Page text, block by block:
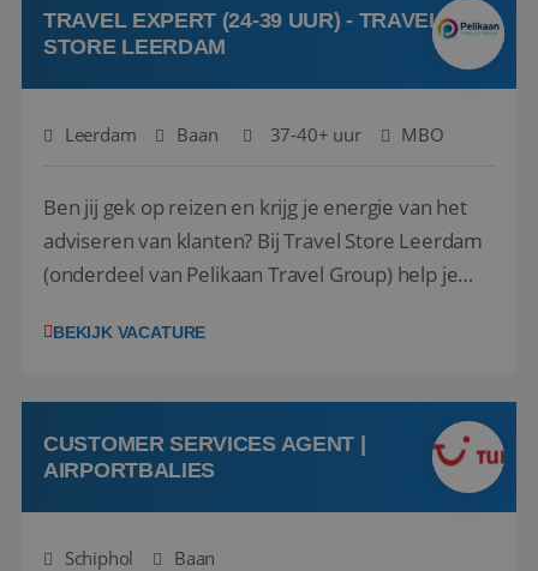
TRAVEL EXPERT (24-39 UUR) - TRAVEL
STORE LEERDAM
Leerdam Baan 37-40+ uur MBO
Ben jij gek op reizen en krijg je energie van het
adviseren van klanten? Bij Travel Store Leerdam
(onderdeel van Pelikaan Travel Group) help je
vinden. Samen maken we van elke reis een
hebt in de reisbranche of j...
BEKIJK VACATURE
CUSTOMER SERVICES AGENT |
AIRPORTBALIES
Schiphol Baan